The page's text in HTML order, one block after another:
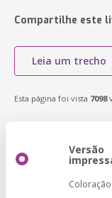
Compartilhe este
Leia um trecho
Esta página foi vista 7098
Versão
Coloração